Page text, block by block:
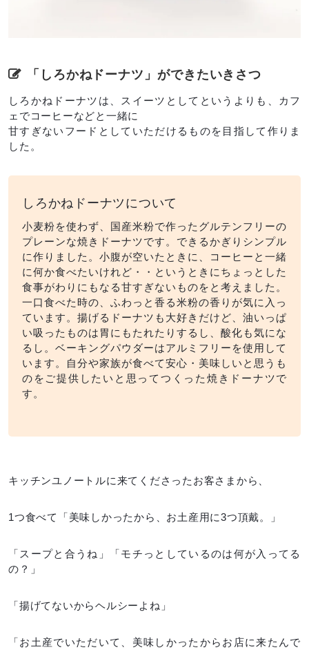
「しろかねドーナツ」ができたいきさつ
しろかねドーナツは、スイーツとしてというよりも、カフ
ェでコーヒーなどと一緒に
甘すぎないフードとしていただけるものを目指して作りま
した。
しろかねドーナツについて
小麦粉を使わず、国産米粉で作ったグルテンフリーの
プレーンな焼きドーナツです。できるかぎりシンプル
に作りました。小腹が空いたときに、コーヒーと一緒
に何か食べたいけれど・・というときにちょっとした
食事がわりにもなる甘すぎないものをと考えました。
一口食べた時の、ふわっと香る米粉の香りが気に入っ
ています。揚げるドーナツも大好きだけど、油いっぱ
い吸ったものは胃にもたれたりするし、酸化も気にな
るし。ベーキングパウダーはアルミフリーを使用して
います。自分や家族が食べて安心・美味しいと思うも
のをご提供したいと思ってつくった焼きドーナツで
す。
キッチンユノートルに来てくださったお客さまから、
1つ食べて「美味しかったから、お土産用に3つ頂戴。」
「スープと合うね」「モチっとしているのは何が入ってる
の？」
「揚げてないからヘルシーよね」
「お土産でいただいて、美味しかったからお店に来たんで